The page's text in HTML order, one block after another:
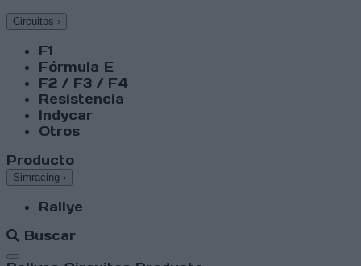
Circuitos ›
F1
Fórmula E
F2 / F3 / F4
Resistencia
Indycar
Otros
Producto
Simracing ›
Rallye
Buscar
Abrir menú